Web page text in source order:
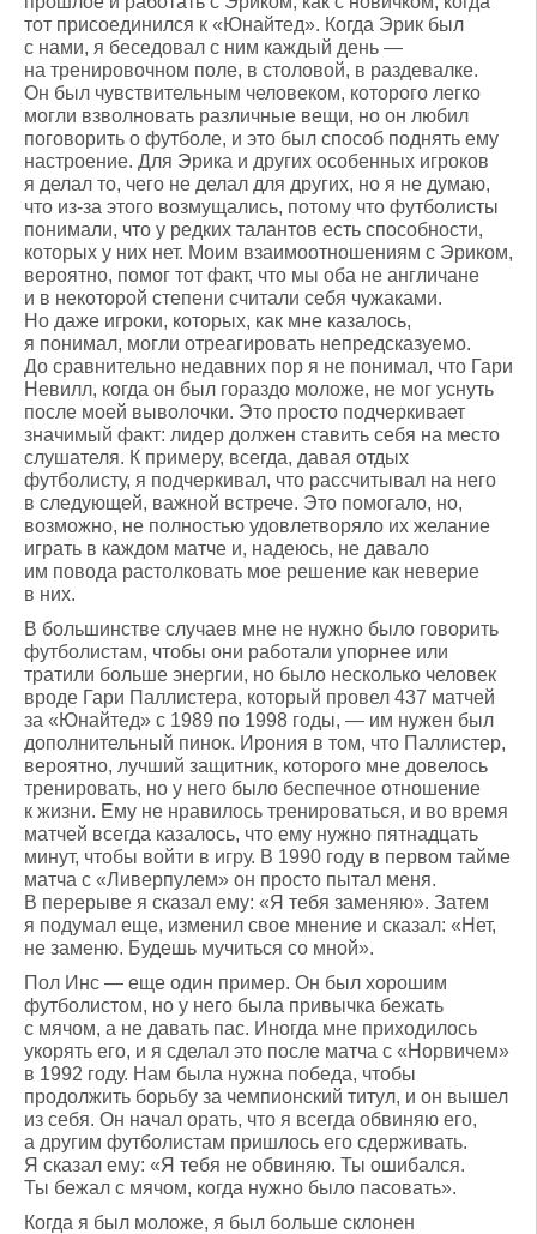
тот присоединился к «Юнайтед». Когда Эрик был
с нами, я беседовал с ним каждый день —
на тренировочном поле, в столовой, в раздевалке.
Он был чувствительным человеком, которого легко
могли взволновать различные вещи, но он любил
поговорить о футболе, и это был способ поднять ему
настроение. Для Эрика и других особенных игроков
я делал то, чего не делал для других, но я не думаю,
что из-за этого возмущались, потому что футболисты
понимали, что у редких талантов есть способности,
которых у них нет. Моим взаимоотношениям с Эриком,
вероятно, помог тот факт, что мы оба не англичане
и в некоторой степени считали себя чужаками.
Но даже игроки, которых, как мне казалось,
я понимал, могли отреагировать непредсказуемо.
До сравнительно недавних пор я не понимал, что Гари
Невилл, когда он был гораздо моложе, не мог уснуть
после моей выволочки. Это просто подчеркивает
значимый факт: лидер должен ставить себя на место
слушателя. К примеру, всегда, давая отдых
футболисту, я подчеркивал, что рассчитывал на него
в следующей, важной встрече. Это помогало, но,
возможно, не полностью удовлетворяло их желание
играть в каждом матче и, надеюсь, не давало
им повода растолковать мое решение как неверие
в них.
В большинстве случаев мне не нужно было говорить
футболистам, чтобы они работали упорнее или
тратили больше энергии, но было несколько человек
вроде Гари Паллистера, который провел 437 матчей
за «Юнайтед» с 1989 по 1998 годы, — им нужен был
дополнительный пинок. Ирония в том, что Паллистер,
вероятно, лучший защитник, которого мне довелось
тренировать, но у него было беспечное отношение
к жизни. Ему не нравилось тренироваться, и во время
матчей всегда казалось, что ему нужно пятнадцать
минут, чтобы войти в игру. В 1990 году в первом тайме
матча с «Ливерпулем» он просто пытал меня.
В перерыве я сказал ему: «Я тебя заменяю». Затем
я подумал еще, изменил свое мнение и сказал: «Нет,
не заменю. Будешь мучиться со мной».
Пол Инс — еще один пример. Он был хорошим
футболистом, но у него была привычка бежать
с мячом, а не давать пас. Иногда мне приходилось
укорять его, и я сделал это после матча с «Норвичем»
в 1992 году. Нам была нужна победа, чтобы
продолжить борьбу за чемпионский титул, и он вышел
из себя. Он начал орать, что я всегда обвиняю его,
а другим футболистам пришлось его сдерживать.
Я сказал ему: «Я тебя не обвиняю. Ты ошибался.
Ты бежал с мячом, когда нужно было пасовать».
Когда я был моложе, я был больше склонен